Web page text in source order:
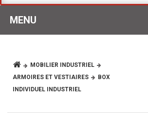
MENU
MOBILIER INDUSTRIEL
ARMOIRES ET VESTIAIRES
BOX
INDIVIDUEL INDUSTRIEL